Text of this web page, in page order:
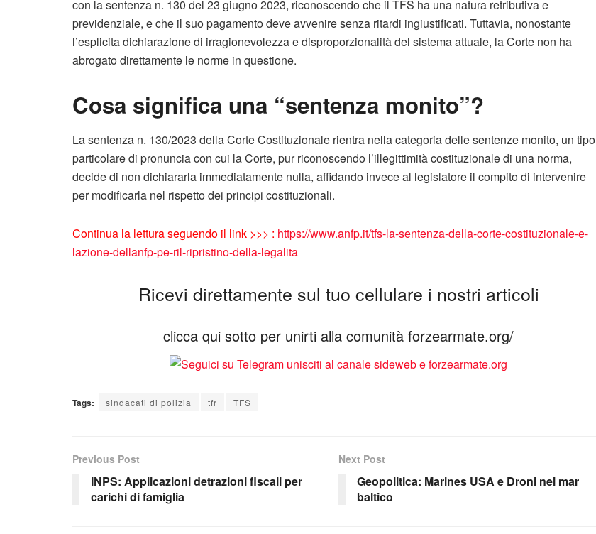
con la sentenza n. 130 del 23 giugno 2023, riconoscendo che il TFS ha una natura retributiva e
previdenziale, e che il suo pagamento deve avvenire senza ritardi ingiustificati. Tuttavia, nonostante
l’esplicita dichiarazione di irragionevolezza e disproporzionalità del sistema attuale, la Corte non ha
abrogato direttamente le norme in questione.
Cosa significa una “sentenza monito”?
La sentenza n. 130/2023 della Corte Costituzionale rientra nella categoria delle sentenze monito, un tipo
particolare di pronuncia con cui la Corte, pur riconoscendo l’illegittimità costituzionale di una norma,
decide di non dichiararla immediatamente nulla, affidando invece al legislatore il compito di intervenire
per modificarla nel rispetto dei principi costituzionali.
Continua la lettura seguendo il link >>> : https://www.anfp.it/tfs-la-sentenza-della-corte-costituzionale-e-
lazione-dellanfp-pe-ril-ripristino-della-legalita
Ricevi direttamente sul tuo cellulare i nostri articoli
clicca qui sotto per unirti alla comunità forzearmate.org/
Tags: sindacati di polizia tfr TFS
Previous Post
INPS: Applicazioni detrazioni fiscali per
carichi di famiglia
Next Post
Geopolitica: Marines USA e Droni nel mar
baltico